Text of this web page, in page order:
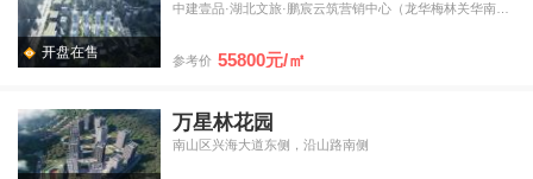
开盘在售
中建壹品·湖北文旅·鹏宸云筑营销中心（龙华梅林关华南数字
参考价 55800元/㎡
万星林花园
南山区兴海大道东侧，沿山路南侧